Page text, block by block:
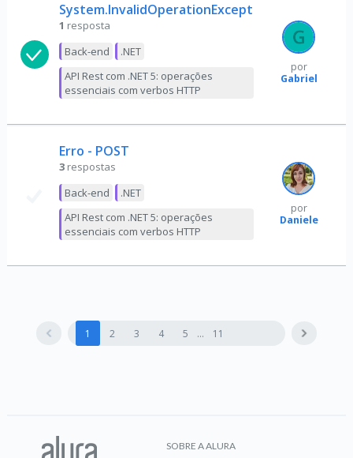
System.InvalidOperationException
1 resposta
Back-end
.NET
API Rest com .NET 5: operações
essenciais com verbos HTTP
por
Gabriel
Erro - POST
3 respostas
Back-end
.NET
API Rest com .NET 5: operações
essenciais com verbos HTTP
por
Daniele
1 2 3 4 5 11
SOBRE A ALURA